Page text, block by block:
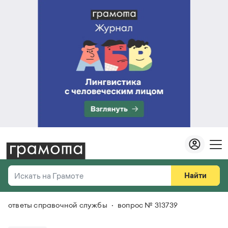
Искать на Грамоте
Справочная служба
Найти
Везде
ответы справочной службы вопрос № 313739